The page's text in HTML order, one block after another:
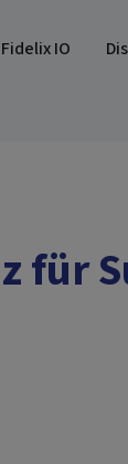
Fidelix IO
für